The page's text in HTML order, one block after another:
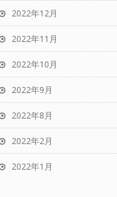
2022年12月
2022年11月
2022年10月
2022年9月
2022年8月
2022年2月
2022年1月